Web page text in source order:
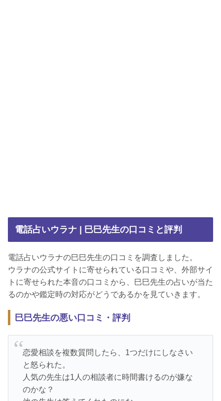
電話占いウラナ | 巳巳先生の口コミと評判
電話占いウラナの巳巳先生の口コミを調査しました。
ウラナの公式サイトに寄せられている口コミや、外部サイ
トに寄せられた本音の口コミから、巳巳先生の占いが当た
るのかや鑑定時の対応がどうであるかを見ていきます。
巳巳先生の悪い口コミ・評判
恋愛相談を複数質問したら、1つだけにしなさい
と怒られた。
人気の先生は1人の相談者に時間書けるのが嫌な
のかな？